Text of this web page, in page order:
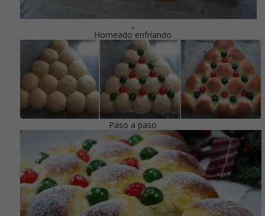
.,
Horneado enfriando
Paso a paso